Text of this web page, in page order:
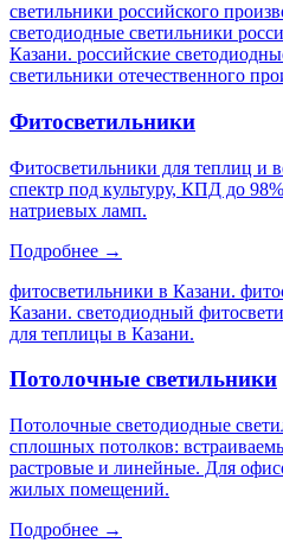
светильники российского
светодиодные светильники
Казани. российские
светильники отечественного
Фитосветильники
Фитосветильники для теплиц и
спектр под культуру, КПД до
натриевых ламп.
Подробнее →
фитосветильники в Казани.
Казани. светодиодный
для теплицы в Казани.
Потолочные светильники
Потолочные светодиодные
сплошных потолков:
растровые и линейные. Для
жилых помещений.
Подробнее →